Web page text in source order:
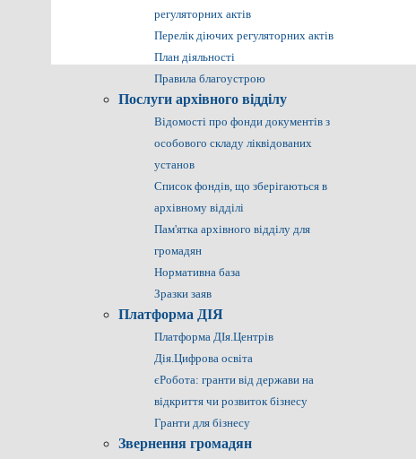
регуляторних актів
Перелік діючих регуляторних актів
План діяльності
Правила благоустрою
Послуги архівного відділу
Відомості про фонди документів з
особового складу ліквідованих
установ
Список фондів, що зберігаються в
архівному відділі
Пам'ятка архівного відділу для
громадян
Нормативна база
Зразки заяв
Платформа ДІЯ
Платформа ДІя.Центрів
Дія.Цифрова освіта
єРобота: гранти від держави на
відкриття чи розвиток бізнесу
Гранти для бізнесу
Звернення громадян